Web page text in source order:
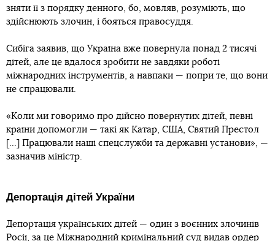
зняти її з порядку денного, бо, мовляв, розуміють, що
здійснюють злочин, і бояться правосуддя.
Сибіга заявив, що Україна вже повернула понад 2 тисячі
дітей, але це вдалося зробити не завдяки роботі
міжнародних інструментів, а навпаки — попри те, що вони
не спрацювали.
«Коли ми говоримо про дійсно повернутих дітей, певні
країни допомогли — такі як Катар, США, Святий Престол
[...] Працювали наші спецслужби та державні установи», —
зазначив міністр.
Депортація дітей України
Депортація українських дітей — один з воєнних злочинів
Росії, за це Міжнародний кримінальний суд видав ордер